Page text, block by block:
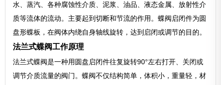
水、蒸汽、各种腐蚀性介质、泥浆、油品、液态金属、放射性介
质等流体的流动。主要起到切断和节流的作用。蝶阀启闭件为圆
盘形蝶板，在阀体内绕自身轴线旋转，达到启闭或调节的目的。
法兰式蝶阀工作原理
法兰式蝶阀是一种用圆盘启闭件往复旋转90°左右打开、关闭或
调节介质流量的阀门。蝶阀不仅结构简单，体积小，重量轻，材